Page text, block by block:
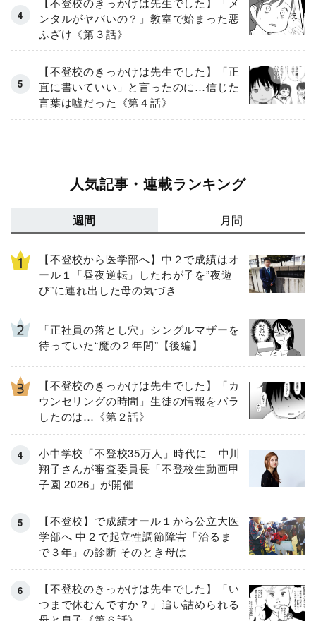
ンタルがヤバいの？」教室で始まった悪
ふざけ《第３話》
【不登校のきっかけは先生でした】「正
直に書いていい」と言ったのに…信じた
言葉は噓だった《第４話》
人気記事・連載ランキング
週間 月間
【不登校から医学部へ】中２で成績はオ
ール１「昼夜逆転」したわが子を”夜遊
び”に連れ出した母の気づき
「正社員の落とし穴」シングルマザーを
待っていた“魔の２年間”【後編】
【不登校のきっかけは先生でした】「カ
ウンセリングの時間」生徒の情報をバラ
したのは…《第２話》
小中学校「不登校35万人」時代に 中川
翔子さんが審査委員長「不登校生動画甲
子園 2026」が開催
【不登校】で成績オール１から公立大医
学部へ 中２で起立性調節障害「治るま
で３年」の診断 そのとき母は
【不登校のきっかけは先生でした】「い
つまで休むんですか？」追い詰められる